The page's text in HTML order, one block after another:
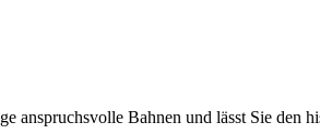
Bahnen und lässt Sie den